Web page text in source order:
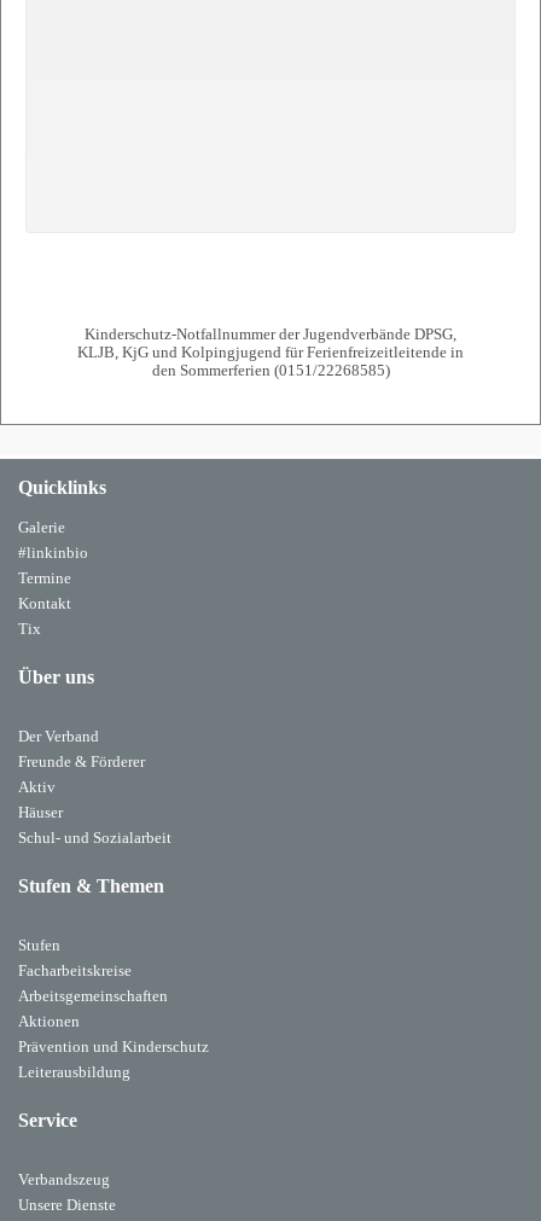
Kinderschutz-Notfallnummer der Jugendverbände DPSG,
KLJB, KjG und Kolpingjugend für Ferienfreizeitleitende in
den Sommerferien (0151/22268585)
Quicklinks
Galerie
#linkinbio
Termine
Kontakt
Tix
Über uns
Der Verband
Freunde & Förderer
Aktiv
Häuser
Schul- und Sozialarbeit
Stufen & Themen
Stufen
Facharbeitskreise
Arbeitsgemeinschaften
Aktionen
Prävention und Kinderschutz
Leiterausbildung
Service
Verbandszeug
Unsere Dienste